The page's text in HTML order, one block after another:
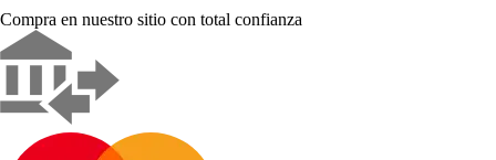
Compra en nuestro sitio con total confianza